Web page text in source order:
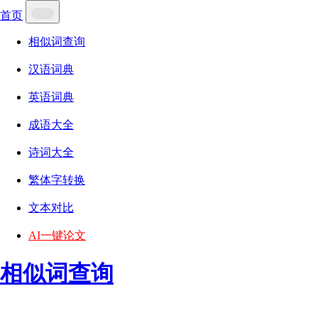
首页
相似词查询
汉语词典
英语词典
成语大全
诗词大全
繁体字转换
文本对比
AI一键论文
相似词查询